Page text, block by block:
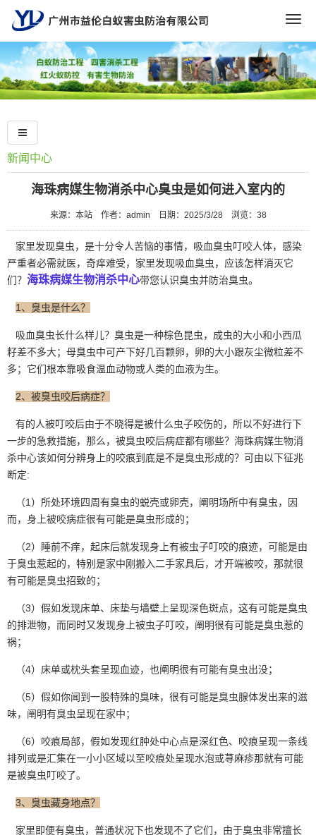
新闻中心
海珠病媒生物消杀中心臭虫是如何进入室内的
来源：本站 作者：admin 日期：2025/3/28 浏览： 38
家里发现臭虫，是十分令人苦恼的事情，吸血臭虫叮咬人体，感染
严重者必需就医，奇痒难受，家里发现吸血臭虫，应该怎样消灭它
们？ 海珠病媒生物消杀中心带您认识臭虫并防治臭虫。
1、臭虫是什么？
吸血臭虫长什么样儿？臭虫是一种棕色昆虫，成虫的大小和小西瓜
籽差不多大；母臭虫中可产下好几百颗卵，卵的大小跟灰尘微粒差不
多；它们根本靠吸食温血动物或人类的血液为生。
2、被臭虫咬后病症？
有的人被叮咬后由于不晓得是被什么虫子咬伤的，所以不好进行下
一步的急救措施，那么，被臭虫咬后病症都有哪些？海珠病媒生物消
杀中心该如何分辨身上的咬痕到底是不是臭虫形成的？可由以下征兆
断定:
（1）所处环境四周有臭虫的蜕壳或卵壳，阐明场所中有臭虫，因
而，身上被咬病症很有可能是臭虫形成的；
（2）睡前不痒，起床后就发现身上有被虫子叮咬的痕迹，可能是由
于臭虫惹起的，特别是家中刚搬入二手家具后，才开端被咬，那就很
有可能是臭虫招致的；
（3）假如发现床单、床垫与墙壁上呈现深色斑点，这有可能是臭虫
的排泄物，而同时又发现身上被虫子叮咬，阐明很有可能是臭虫惹的
祸；
（4）床单或枕头套呈现血迹，也阐明很有可能有臭虫出没；
（5）假如你闻到一股特殊的臭味，很有可能是臭虫腺体发出来的滋
味，阐明有臭虫呈现在家中；
（6）咬痕局部，假如发现红肿处中心点是深红色、咬痕呈现一条线
排列或是汇集在一小小区域以至咬痕处呈现水泡或荨麻疹那就有可能
是被臭虫叮咬了。
3、臭虫藏身地点？
家里即便有臭虫，普通状况下也发现不了它们，由于臭虫非常擅长